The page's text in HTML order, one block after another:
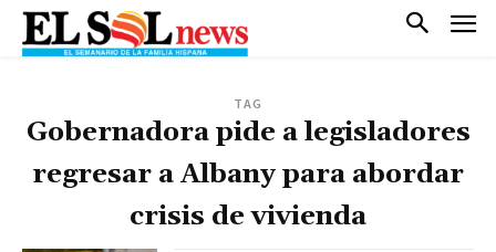
TAG
Gobernadora pide a legisladores
regresar a Albany para abordar
crisis de vivienda